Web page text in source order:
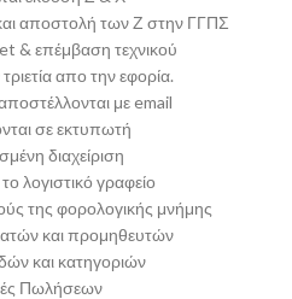
αποστολή των Ζ στην ΓΓΠΣ
& επέμβαση τεχνικού
απο την εφορία.
με email
σε εκτυπωτή
διαχείριση
λογιστικό γραφείο
της φορολογικής μνήμης
και προμηθευτών
και κατηγοριών
Πωλήσεων